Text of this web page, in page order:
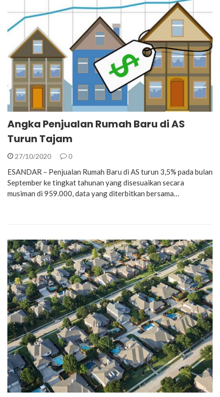
Angka Penjualan Rumah Baru di AS
Turun Tajam
27/10/2020 0
ESANDAR – Penjualan Rumah Baru di AS turun 3,5% pada bulan
September ke tingkat tahunan yang disesuaikan secara
musiman di 959.000, data yang diterbitkan bersama…